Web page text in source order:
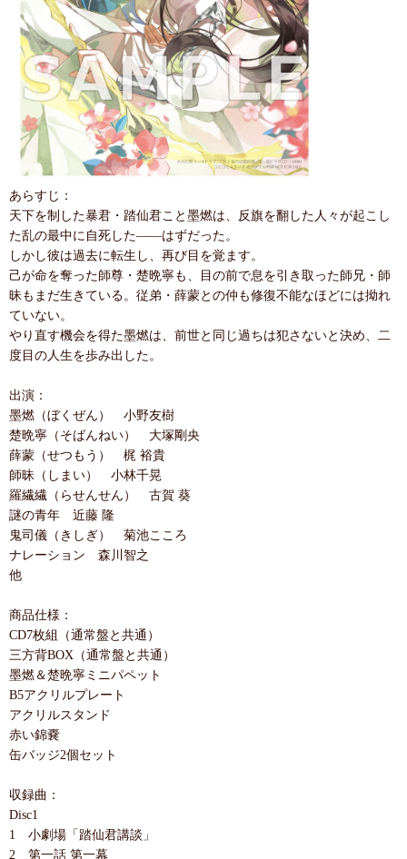
あらすじ：
天下を制した暴君・踏仙君こと墨燃は、反旗を翻した人々が起こし
た乱の最中に自死した――はずだった。
しかし彼は過去に転生し、再び目を覚ます。
己が命を奪った師尊・楚晩寧も、目の前で息を引き取った師兄・師
昧もまだ生きている。従弟・薛蒙との仲も修復不能なほどには拗れ
ていない。
やり直す機会を得た墨燃は、前世と同じ過ちは犯さないと決め、二
度目の人生を歩み出した。
出演：
墨燃（ぼくぜん） 小野友樹
楚晩寧（そばんねい） 大塚剛央
薛蒙（せつもう） 梶 裕貴
師昧（しまい） 小林千晃
羅繊繊（らせんせん） 古賀 葵
謎の青年 近藤 隆
鬼司儀（きしぎ） 菊池こころ
ナレーション 森川智之
他
商品仕様：
CD7枚組（通常盤と共通）
三方背BOX（通常盤と共通）
墨燃＆楚晩寧ミニパペット
B5アクリルプレート
アクリルスタンド
赤い錦嚢
缶バッジ2個セット
収録曲：
Disc1
1 小劇場「踏仙君講談」
2 第一話 第一幕